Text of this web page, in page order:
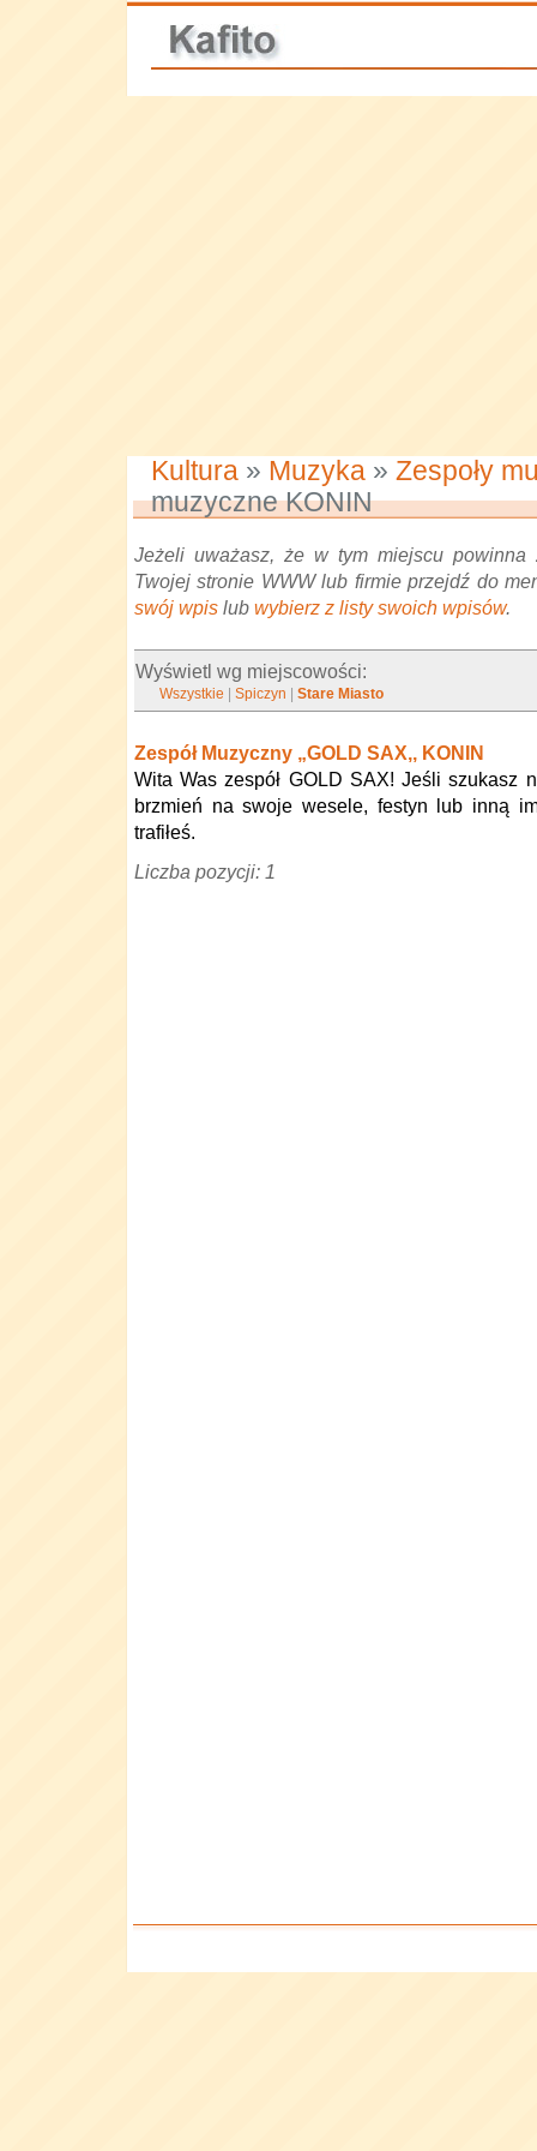
Kultura » Muzyka » Zespoły
muzyczne KONIN
Jeżeli uważasz, że w tym miejscu powinna
Twojej stronie WWW lub firmie przejdź do
swój wpis lub wybierz z listy swoich wpisów.
Wyświetl wg miejscowości:
Wszystkie |Spiczyn |Stare Miasto
Zespół Muzyczny „GOLD SAX,, KONIN
Wita Was zespół GOLD SAX! Jeśli szukasz
brzmień na swoje wesele, festyn lub inną
trafiłeś.
Liczba pozycji: 1